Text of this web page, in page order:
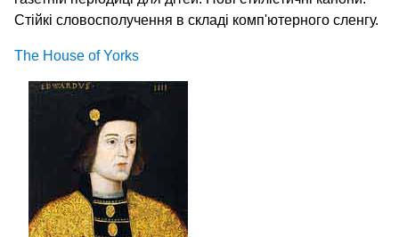
Стійкі словосполучення в складі комп'ютерного сленгу.
The House of Yorks